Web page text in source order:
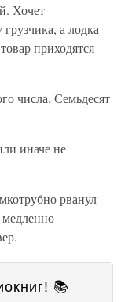
Хочет
а лодка
приходятся
числа. Семьдесят
иначе не
рванул
медленно
📚